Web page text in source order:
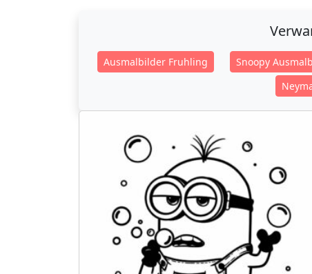
Ausmalbilder Fruhling Snoopy